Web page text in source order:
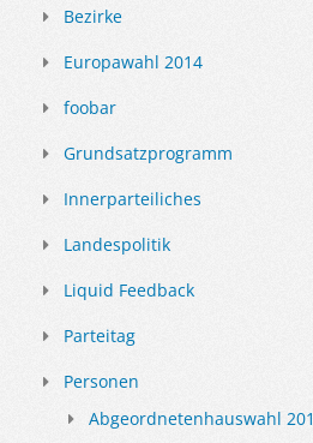
Bezirke
Europawahl 2014
foobar
Grundsatzprogramm
Innerparteiliches
Landespolitik
Liquid Feedback
Parteitag
Personen
Abgeordnetenhauswahl